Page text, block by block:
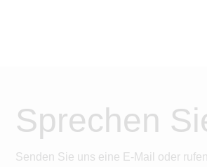
Sprechen
Senden Sie uns eine E-Mail oder